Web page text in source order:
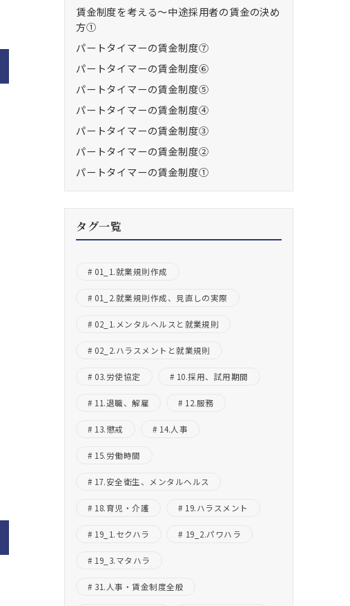
賃金制度を考える～中途採用者の賃金の決め
方①
パートタイマーの賃金制度⑦
パートタイマーの賃金制度⑥
パートタイマーの賃金制度⑤
パートタイマーの賃金制度④
パートタイマーの賃金制度③
パートタイマーの賃金制度②
パートタイマーの賃金制度①
タグ一覧
01_1.就業規則作成
01_2.就業規則作成、見直しの実際
02_1.メンタルヘルスと就業規則
02_2.ハラスメントと就業規則
03.労使協定 10.採用、試用期間
11.退職、解雇 12.服務
13.懲戒 14.人事
15.労働時間
17.安全衛生、メンタルヘルス
18.育児・介護 19.ハラスメント
19_1.セクハラ 19_2.パワハラ
19_3.マタハラ
31.人事・賃金制度全般